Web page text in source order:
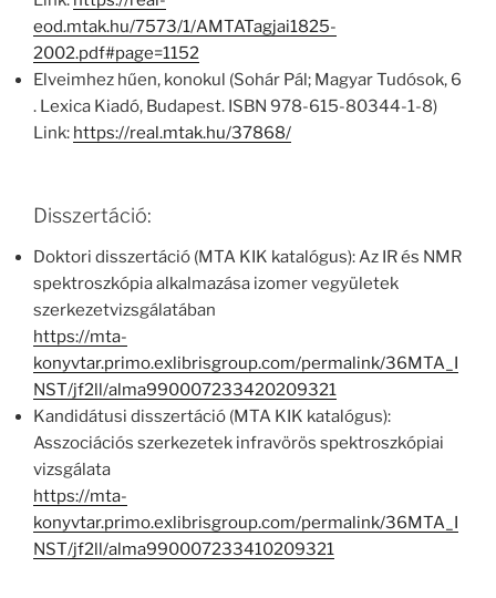
eod.mtak.hu/7573/1/AMTATagjai1825-
2002.pdf#page=1152
Elveimhez hűen, konokul (Sohár Pál; Magyar Tudósok, 6
. Lexica Kiadó, Budapest. ISBN 978-615-80344-1-8)
Link: https://real.mtak.hu/37868/
Disszertáció:
Doktori disszertáció (MTA KIK katalógus): Az IR és NMR
spektroszkópia alkalmazása izomer vegyületek
szerkezetvizsgálatában
https://mta-
konyvtar.primo.exlibrisgroup.com/permalink/36MTA_I
NST/jf2ll/alma990007233420209321
Kandidátusi disszertáció (MTA KIK katalógus):
Asszociációs szerkezetek infravörös spektroszkópiai
vizsgálata
https://mta-
konyvtar.primo.exlibrisgroup.com/permalink/36MTA_I
NST/jf2ll/alma990007233410209321